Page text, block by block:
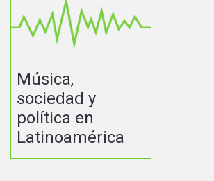
Música,
sociedad y
política en
Latinoamérica